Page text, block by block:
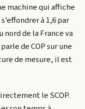
machine qui affiche
à 1,6 par
nord de la France va
de COP sur une
de mesure, il est
le SCOP.